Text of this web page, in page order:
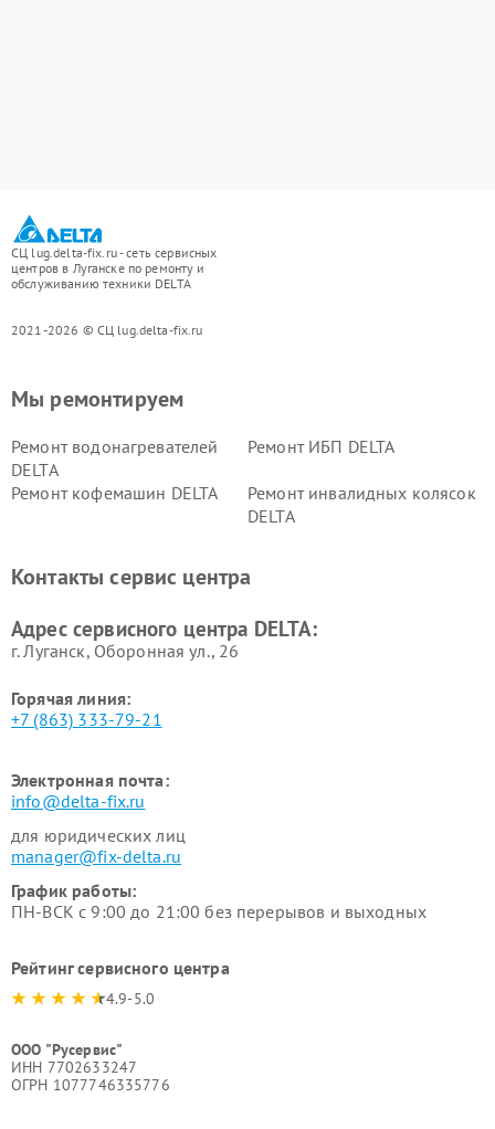
СЦ lug.delta-fix.ru - сеть сервисных
центров в Луганске по ремонту и
обслуживанию техники DELTA
2021-2026 © СЦ lug.delta-fix.ru
Мы ремонтируем
Ремонт водонагревателей
DELTA
Ремонт ИБП DELTA
Ремонт кофемашин DELTA
Ремонт инвалидных колясок
DELTA
Контакты сервис центра
Адрес сервисного центра DELTA:
г. Луганск, Оборонная ул., 26
Горячая линия:
+7 (863) 333-79-21
Электронная почта:
info@delta-fix.ru
для юридических лиц
manager@fix-delta.ru
График работы:
ПН-ВСК с 9:00 до 21:00 без перерывов и выходных
Рейтинг сервисного центра
4.9-5.0
ООО "Русервис"
ИНН 7702633247
ОГРН 1077746335776